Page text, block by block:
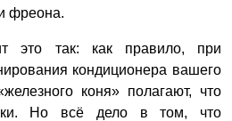
фреона.
это так: как правило, при
кондиционера вашего
коня» полагают, что
Но всё дело в том, что